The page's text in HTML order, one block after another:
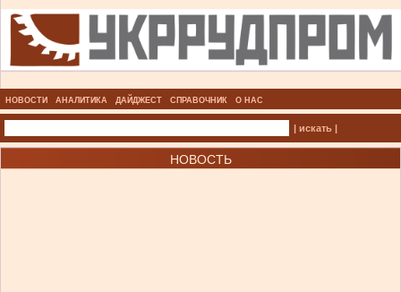
НОВОСТИ АНАЛИТИКА ДАЙДЖЕСТ СПРАВОЧНИК О НАС
| искать |
НОВОСТЬ